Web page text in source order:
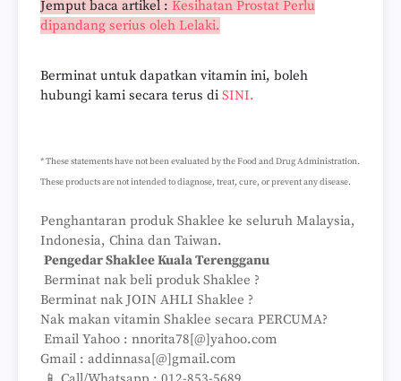
Jemput baca artikel : Kesihatan Prostat Perlu
dipandang serius oleh Lelaki.
Berminat untuk dapatkan vitamin ini, boleh
hubungi kami secara terus di SINI.
* These statements have not been evaluated by the Food and Drug Administration.
These products are not intended to diagnose, treat, cure, or prevent any disease.
Penghantaran produk Shaklee ke seluruh Malaysia,
Indonesia, China dan Taiwan.
Pengedar Shaklee Kuala Terengganu
Berminat nak beli produk Shaklee ?
Berminat nak JOIN AHLI Shaklee ?
Nak makan vitamin Shaklee secara PERCUMA?
Email Yahoo : nnorita78[@]yahoo.com
Gmail : addinnasa[@]gmail.com